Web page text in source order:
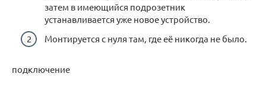
затем в имеющийся подрозетник
устанавливается уже новое устройство.
Монтируется с нуля там, где её никогда не было.
подключение